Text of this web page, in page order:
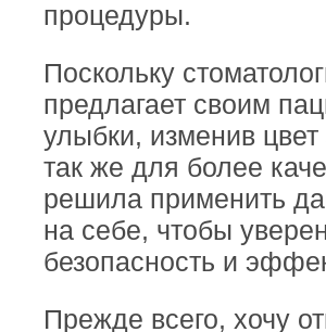
процедуры.
Поскольку
предлагает своим
улыбки, изменив
так же для более
решила применить
на себе, чтобы
безопасность и
Прежде всего, хочу